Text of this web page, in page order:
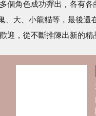
個角色成功彈出，各有
大、小龍貓等，最後還
迎，從不斷推陳出新的精